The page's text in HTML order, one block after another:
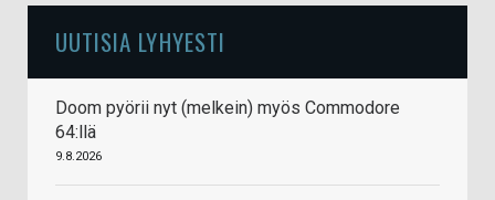
UUTISIA LYHYESTI
Doom pyörii nyt (melkein) myös Commodore
64:llä
9.8.2026